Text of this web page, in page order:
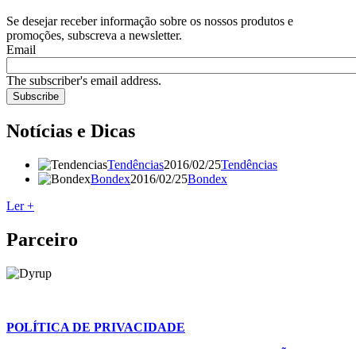
Se desejar receber informação sobre os nossos produtos e
promoções, subscreva a newsletter.
Email
The subscriber's email address.
Notícias e Dicas
Tendências2016/02/25Tendências
Bondex2016/02/25Bondex
Ler +
Parceiro
POLÍTICA DE PRIVACIDADE